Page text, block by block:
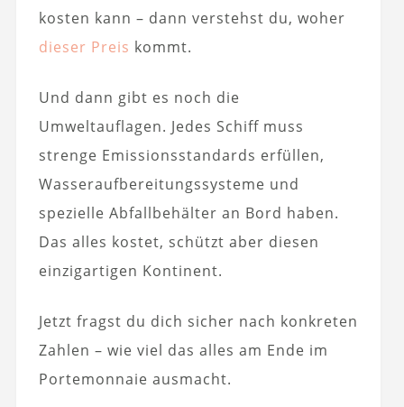
kosten kann – dann verstehst du, woher
dieser Preis kommt.
Und dann gibt es noch die
Umweltauflagen. Jedes Schiff muss
strenge Emissionsstandards erfüllen,
Wasseraufbereitungssysteme und
spezielle Abfallbehälter an Bord haben.
Das alles kostet, schützt aber diesen
einzigartigen Kontinent.
Jetzt fragst du dich sicher nach konkreten
Zahlen – wie viel das alles am Ende im
Portemonnaie ausmacht.